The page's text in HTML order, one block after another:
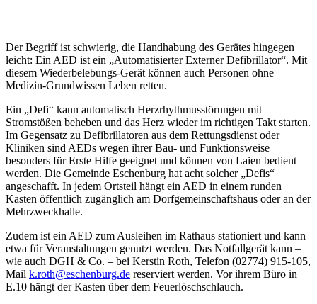
Der Begriff ist schwierig, die Handhabung des Gerätes hingegen
leicht: Ein AED ist ein „Automatisierter Externer Defibrillator“. Mit
diesem Wiederbelebungs-Gerät können auch Personen ohne
Medizin-Grundwissen Leben retten.
Ein „Defi“ kann automatisch Herzrhythmusstörungen mit
Stromstößen beheben und das Herz wieder im richtigen Takt starten.
Im Gegensatz zu Defibrillatoren aus dem Rettungsdienst oder
Kliniken sind AEDs wegen ihrer Bau- und Funktionsweise
besonders für Erste Hilfe geeignet und können von Laien bedient
werden. Die Gemeinde Eschenburg hat acht solcher „Defis“
angeschafft. In jedem Ortsteil hängt ein AED in einem runden
Kasten öffentlich zugänglich am Dorfgemeinschaftshaus oder an der
Mehrzweckhalle.
Zudem ist ein AED zum Ausleihen im Rathaus stationiert und kann
etwa für Veranstaltungen genutzt werden. Das Notfallgerät kann –
wie auch DGH & Co. – bei Kerstin Roth, Telefon (02774) 915-105,
Mail k.roth@eschenburg.de reserviert werden. Vor ihrem Büro in
E.10 hängt der Kasten über dem Feuerlöschschlauch.